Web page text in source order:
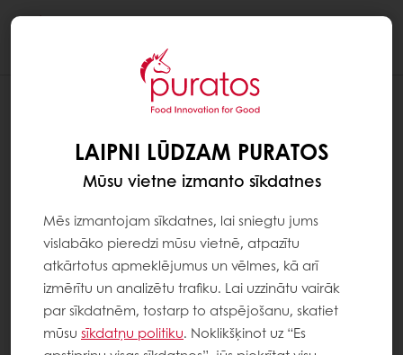
LAIPNI LŪDZAM PURATOS
Mūsu vietne izmanto sīkdatnes
Mēs izmantojam sīkdatnes, lai sniegtu jums
vislabāko pieredzi mūsu vietnē, atpazītu
atkārtotus apmeklējumus un vēlmes, kā arī
izmērītu un analizētu trafiku. Lai uzzinātu vairāk
par sīkdatnēm, tostarp to atspējošanu, skatiet
mūsu sīkdatņu politiku. Noklikšķinot uz “Es